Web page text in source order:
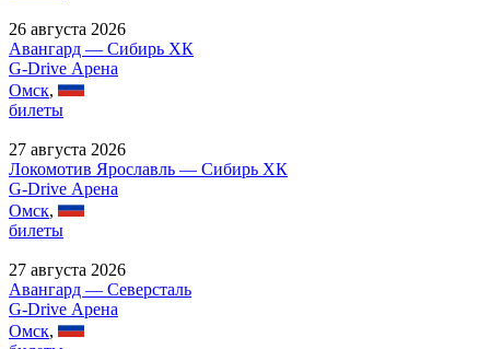
26 августа 2026
Авангард — Сибирь ХК
G-Drive Арена
Омск,
билеты
27 августа 2026
Локомотив Ярославль — Сибирь ХК
G-Drive Арена
Омск,
билеты
27 августа 2026
Авангард — Северсталь
G-Drive Арена
Омск,